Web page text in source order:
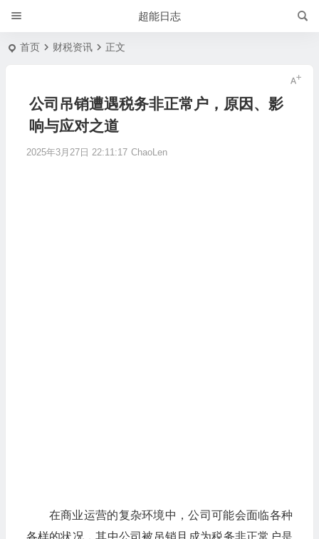
超能日志
首页 财税资讯 正文
公司吊销遭遇税务非正常户，原因、影
响与应对之道
2025年3月27日 22:11:17 ChaoLen
在商业运营的复杂环境中，公司可能会面临各种
各样的状况，其中公司被吊销且成为税务非正常户是